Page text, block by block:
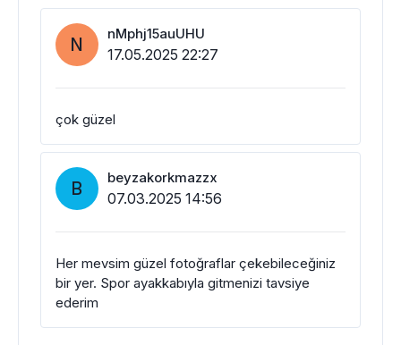
N nMphj15auUHU
17.05.2025 22:27
çok güzel
B beyzakorkmazzx
07.03.2025 14:56
Her mevsim güzel fotoğraflar çekebileceğiniz
bir yer. Spor ayakkabıyla gitmenizi tavsiye
ederim